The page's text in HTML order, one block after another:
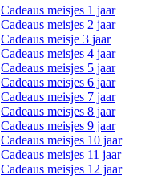
Cadeaus meisjes 1 jaar
Cadeaus meisjes 2 jaar
Cadeaus meisje 3 jaar
Cadeaus meisjes 4 jaar
Cadeaus meisjes 5 jaar
Cadeaus meisjes 6 jaar
Cadeaus meisjes 7 jaar
Cadeaus meisjes 8 jaar
Cadeaus meisjes 9 jaar
Cadeaus meisjes 10 jaar
Cadeaus meisjes 11 jaar
Cadeaus meisjes 12 jaar